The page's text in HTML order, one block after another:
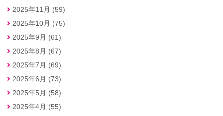
2025年11月 (59)
2025年10月 (75)
2025年9月 (61)
2025年8月 (67)
2025年7月 (69)
2025年6月 (73)
2025年5月 (58)
2025年4月 (55)